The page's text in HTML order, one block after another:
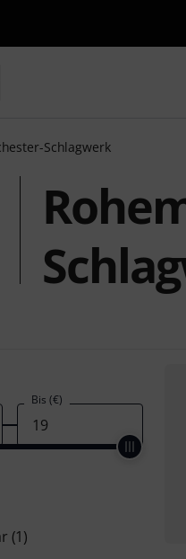
Schlagwerk
Bis (€)
(1)